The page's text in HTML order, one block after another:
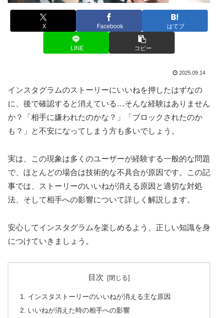
X Facebook はてブ
LINE コピー
2025.09.14
インスタグラムのストーリーにいいねを押したはずなの
に、後で確認すると消えている…そんな経験はありません
か？「相手に嫌われたのかな？」「ブロックされたのか
も？」と不安になってしまう方も多いでしょう。
実は、この現象は多くのユーザーが経験する一般的な問題
で、ほとんどの場合は技術的な不具合が原因です。この記
事では、ストーリーのいいねが消える原因と適切な対処
法、そして相手への影響について詳しく解説します。
安心してインスタグラムを楽しめるよう、正しい知識を身
につけていきましょう。
目次
インスタストーリーのいいねが消える主な原因
いいねが消えた時の相手への影響